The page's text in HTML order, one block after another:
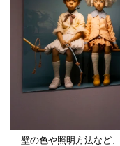
壁の色や照明方法など